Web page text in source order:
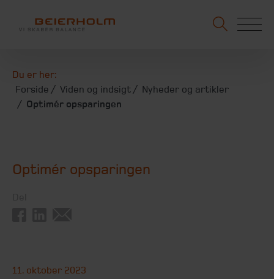
Du er her:
Forside
Viden og indsigt
Nyheder og artikler
Optimér opsparingen
Optimér opsparingen
11. oktober 2023